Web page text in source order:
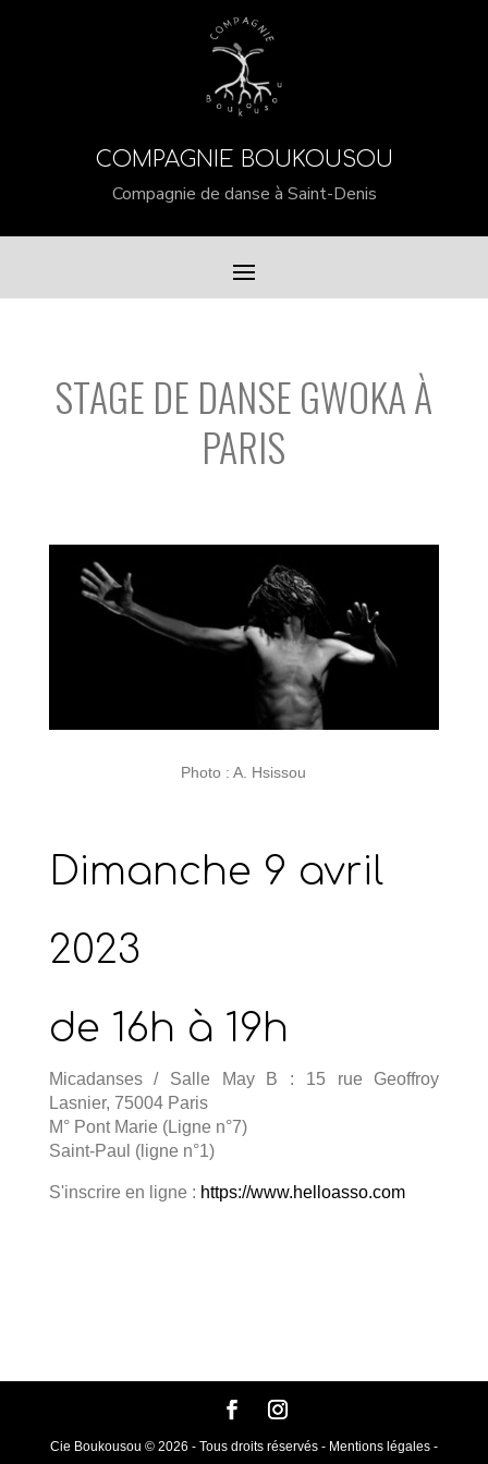
COMPAGNIE BOUKOUSOU
Compagnie de danse à Saint-Denis
STAGE DE DANSE GWOKA À
PARIS
Photo : A. Hsissou
Dimanche 9 avril
2023
de 16h à 19h
Micadanses / Salle May B : 15 rue Geoffroy
Lasnier, 75004 Paris
M° Pont Marie (Ligne n°7)
Saint-Paul (ligne n°1)
S'inscrire en ligne : https://www.helloasso.com
Cie Boukousou © 2026 - Tous droits réservés - Mentions légales -